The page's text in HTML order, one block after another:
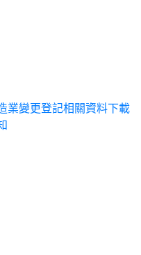
業變更登記相關資料下載